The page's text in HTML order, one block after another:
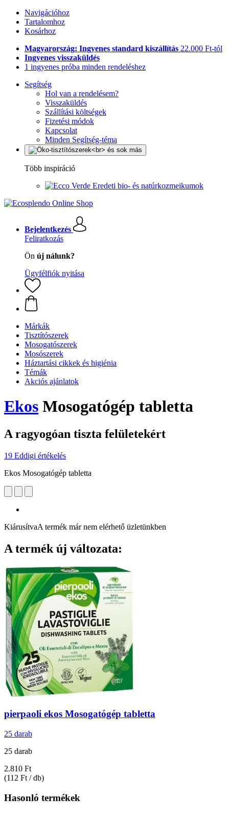
Navigációhoz
Tartalomhoz
Kosárhoz
Magyarország: Ingyenes standard kiszállítás 22.000 Ft-tól
Ingyenes visszaküldés
1 ingyenes próba minden rendeléshez
Segítség
Hol van a rendelésem?
Visszaküldés
Szállítási költségek
Fizetési módok
Kapcsolat
Minden Segítség-téma
Több inspiráció
Eredeti bio- és natúrkozmeikumok
Bejelentkezés
Feliratkozás
Ön új nálunk?
Ügyfélfiók nyitása
Márkák
Tisztítószerek
Mosogatószerek
Mosószerek
Háztartási cikkek és higiénia
Témák
Akciós ajánlatok
Ekos Mosogatógép tabletta
A ragyogóan tiszta felületekért
19 Eddigi értékelés
Ekos Mosogatógép tabletta
KiárusítvaA termék már nem elérhető üzletünkben
A termék új változata:
pierpaoli ekos Mosogatógép tabletta
25 darab
25 darab
2.810 Ft
(112 Ft / db)
Hasonló termékek